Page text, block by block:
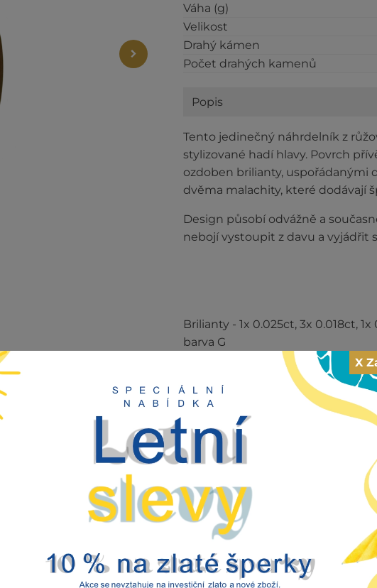
Váha (g)
Velikost
Drahý kámen
Počet drahých kamenů
Popis
Tento jedinečný náhrdelník z
stylizované hadí hlavy. Povrch
ozdoben brilianty, uspořádanými
dvěma malachity, které dodávají
Design působí odvážně a
nebojí vystoupit z davu a vyjádřit
Brilianty - 1x 0.025ct, 3x 0.018ct,
barva G
Hodnocení (0)
Kategorie:Briliantové zboží O NÁS
49.000,00Kč
BVLGARI
náhrdelník
PŘIDAT DO
X